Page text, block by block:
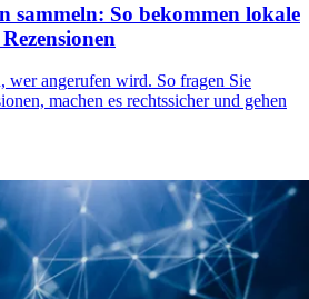
sammeln: So bekommen lokale
wer angerufen wird. So fragen Sie
machen es rechtssicher und gehen